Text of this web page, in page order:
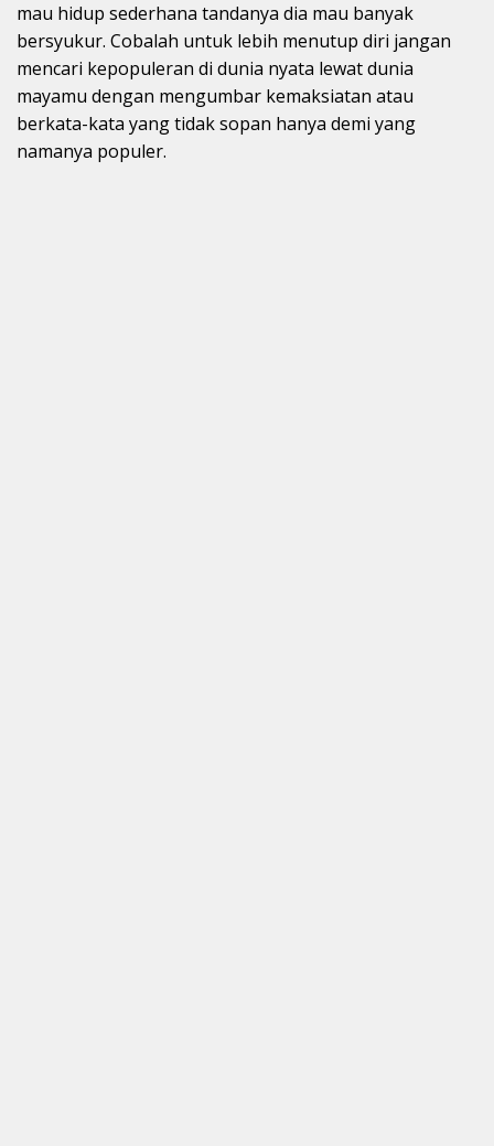
mau hidup sederhana tandanya dia mau banyak
bersyukur. Cobalah untuk lebih menutup diri jangan
mencari kepopuleran di dunia nyata lewat dunia
mayamu dengan mengumbar kemaksiatan atau
berkata-kata yang tidak sopan hanya demi yang
namanya populer.